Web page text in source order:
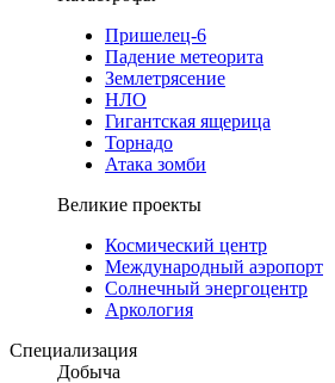
Пришелец-6
Падение метеорита
Землетрясение
НЛО
Гигантская ящерица
Торнадо
Атака зомби
Великие проекты
Космический центр
Международный аэропорт
Солнечный энергоцентр
Аркология
Специализация
Добыча